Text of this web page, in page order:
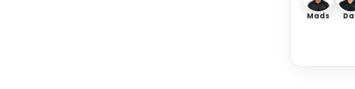
Mads